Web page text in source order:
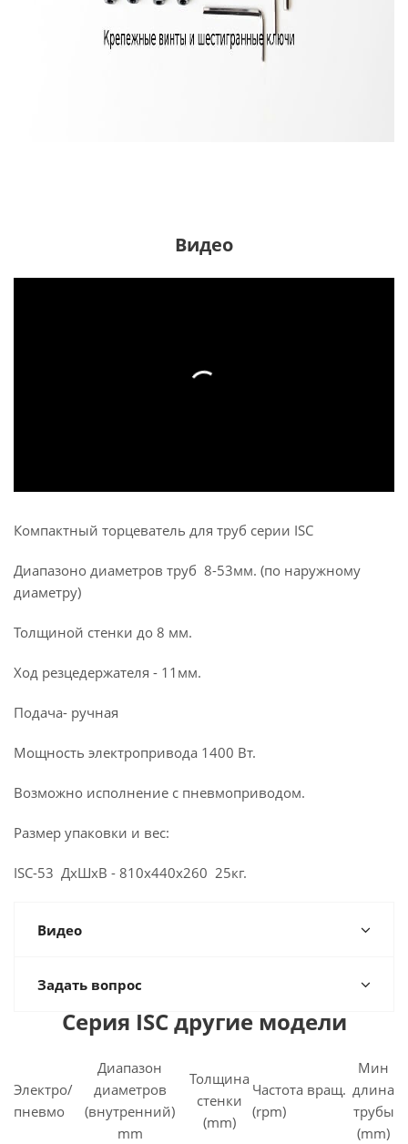
Видео
Компактный торцеватель для труб серии ISC
Диапазоно диаметров труб 8-53мм. (по наружному
диаметру)
Толщиной стенки до 8 мм.
Ход резцедержателя - 11мм.
Подача- ручная
Мощность электропривода 1400 Вт.
Возможно исполнение с пневмоприводом.
Размер упаковки и вес:
ISC-53 ДхШхВ - 810х440х260 25кг.
Видео
Задать вопрос
Серия ISC другие модели
Электро/
пневмо
Диапазон
диаметров
(внутренний)
mm
Толщина
стенки
(mm)
Частота вращ.
(rpm)
Мин
длина
трубы
(mm)